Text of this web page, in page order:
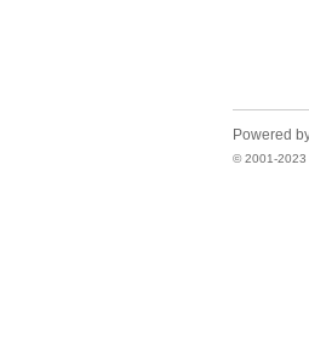
Powered
© 2001-2023